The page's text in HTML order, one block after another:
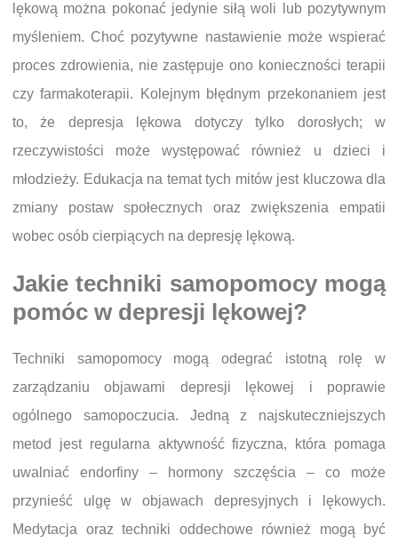
lękową można pokonać jedynie siłą woli lub pozytywnym
myśleniem. Choć pozytywne nastawienie może wspierać
proces zdrowienia, nie zastępuje ono konieczności terapii
czy farmakoterapii. Kolejnym błędnym przekonaniem jest
to, że depresja lękowa dotyczy tylko dorosłych; w
rzeczywistości może występować również u dzieci i
młodzieży. Edukacja na temat tych mitów jest kluczowa dla
zmiany postaw społecznych oraz zwiększenia empatii
wobec osób cierpiących na depresję lękową.
Jakie techniki samopomocy mogą
pomóc w depresji lękowej?
Techniki samopomocy mogą odegrać istotną rolę w
zarządzaniu objawami depresji lękowej i poprawie
ogólnego samopoczucia. Jedną z najskuteczniejszych
metod jest regularna aktywność fizyczna, która pomaga
uwalniać endorfiny – hormony szczęścia – co może
przynieść ulgę w objawach depresyjnych i lękowych.
Medytacja oraz techniki oddechowe również mogą być